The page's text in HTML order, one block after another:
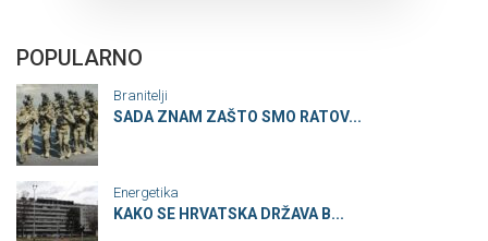
POPULARNO
Branitelji
SADA ZNAM ZAŠTO SMO RATOV...
Energetika
KAKO SE HRVATSKA DRŽAVA B...